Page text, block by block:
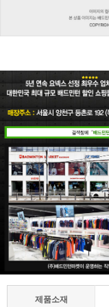
제품소재